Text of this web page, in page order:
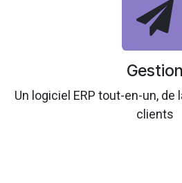
Gestion
Un logiciel ERP tout-en-un, de
clients